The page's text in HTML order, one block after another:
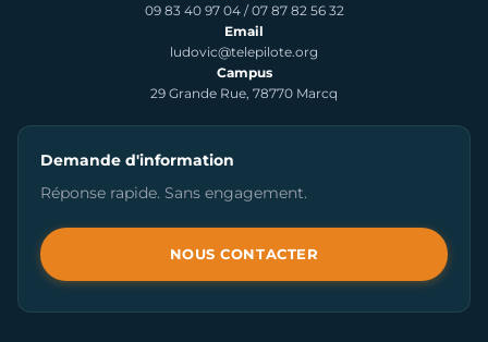
09 83 40 97 04 /07 87 82 56 32
Email
ludovic@telepilote.org
Campus
29 Grande Rue, 78770 Marcq
Demande d'information
Réponse rapide. Sans engagement.
NOUS CONTACTER